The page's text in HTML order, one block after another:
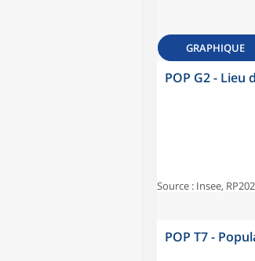
GRAPHIQUE
POP G2 -
Source : Insee,
POP T7 -